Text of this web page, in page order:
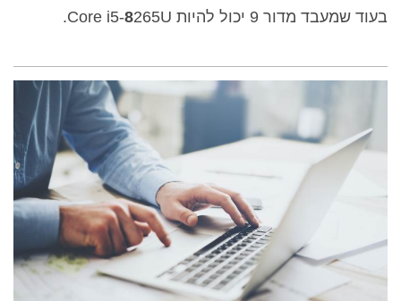
בעוד שמעבד מדור 9 יכול להיות Core i5-
8265U.